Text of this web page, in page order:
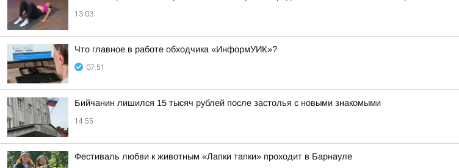
13:03
Что главное в работе обходчика «ИнформУИК»?
07:51
Бийчанин лишился 15 тысяч рублей после застолья с новыми знакомыми
14:55
Фестиваль любви к животным «Лапки тапки» проходит в Барнауле